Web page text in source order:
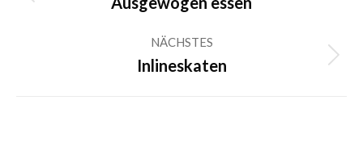
NÄCHSTES
Nächster
Inlineskaten